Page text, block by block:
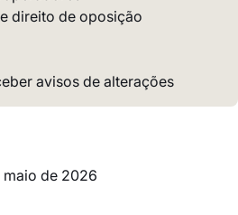
direito de oposição
avisos de alterações
maio de 2026